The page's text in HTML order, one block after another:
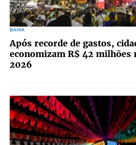
BAHIA
Após recorde de gastos,
economizam R$ 42 milhões
2026